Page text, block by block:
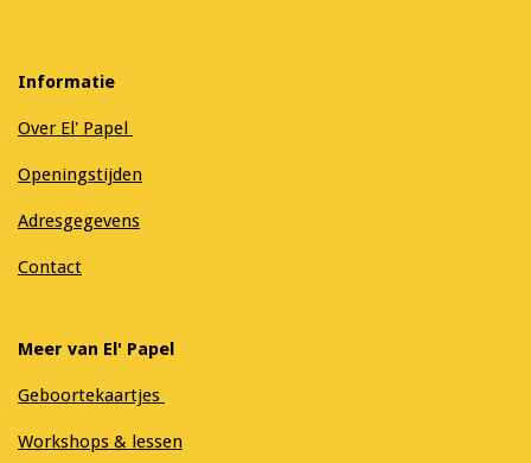
Informatie
Over El' Papel
Openingstijden
Adresgegevens
Contact
Meer van El' Papel
Geboortekaartjes
Workshops & lessen